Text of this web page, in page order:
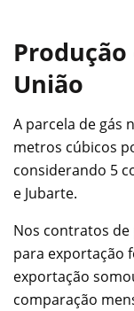
União
A parcela de gás
metros cúbicos
considerando 5
e Jubarte.
Nos contratos
para exportação
exportação
comparação